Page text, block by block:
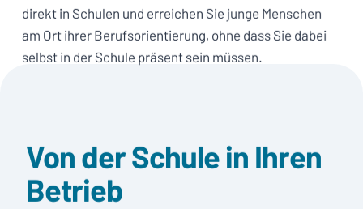
direkt in Schulen und erreichen Sie junge Menschen
am Ort ihrer Berufsorientierung, ohne dass Sie dabei
selbst in der Schule präsent sein müssen.
Von der Schule in Ihren
Betrieb